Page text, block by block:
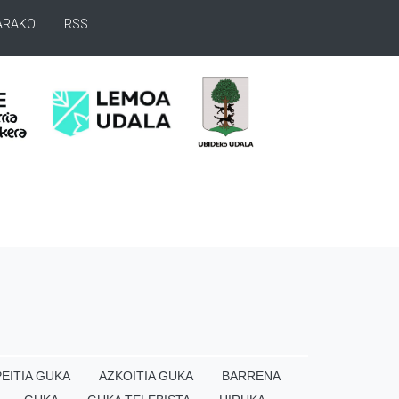
RSS
GUKA AZKOITIA GUKA
BARRENA